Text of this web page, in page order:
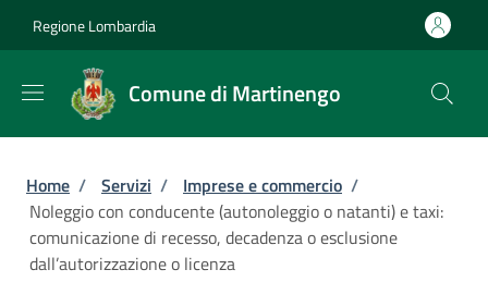
Regione Lombardia
Comune di Martinengo
Briciole di pane
Home / Servizi / Imprese e commercio /
Noleggio con conducente (autonoleggio o natanti) e taxi:
comunicazione di recesso, decadenza o esclusione
dall’autorizzazione o licenza